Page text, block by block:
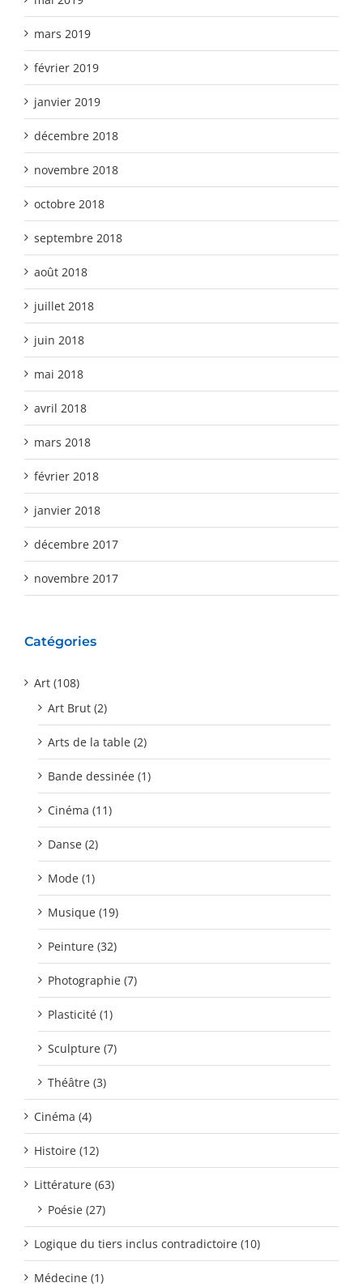
mars 2019
février 2019
janvier 2019
décembre 2018
novembre 2018
octobre 2018
septembre 2018
août 2018
juillet 2018
juin 2018
mai 2018
avril 2018
mars 2018
février 2018
janvier 2018
décembre 2017
novembre 2017
Catégories
Art (108)
Art Brut (2)
Arts de la table (2)
Bande dessinée (1)
Cinéma (11)
Danse (2)
Mode (1)
Musique (19)
Peinture (32)
Photographie (7)
Plasticité (1)
Sculpture (7)
Théâtre (3)
Cinéma (4)
Histoire (12)
Littérature (63)
Poésie (27)
Logique du tiers inclus contradictoire (10)
Médecine (1)